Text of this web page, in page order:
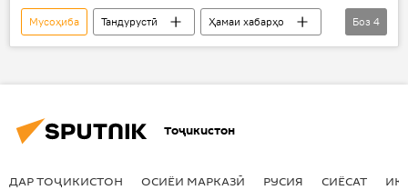
Мусоҳиба Тандурустӣ
Ҳамаи хабарҳо
Дар Тоҷикистон
маризӣ
Боз 4
Тоҷикистон
ДАР ТОҶИКИСТОН ОСИЁИ МАРКАЗӢ РУСИЯ СИЁСАТ